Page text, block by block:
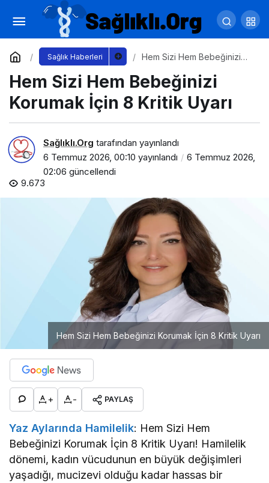
Sağlık Haberleri
Hem Sizi Hem Bebeğinizi
Hem Sizi Hem Bebeğinizi
Korumak İçin 8 Kritik Uyarı
Sağlıklı.Org tarafından yayınlandı
6 Temmuz 2026, 00:10 yayınlandı
6 Temmuz 2026,
02:06 güncellendi
9.673
Hem Sizi Hem Bebeğinizi Korumak İçin 8 Kritik Uyarı
+ - PAYLAŞ
Yaz Aylarında Hamilelik: Hem Sizi Hem
Bebeğinizi Korumak İçin 8 Kritik Uyarı! Hamilelik
dönemi, kadın vücudunun en büyük değişimleri
yaşadığı, mucizevi olduğu kadar hassas bir
Sıcak Çarpmasına Karşı Ebeveynlere Hayati
Uyarılar
Yorum Yap Paylaş